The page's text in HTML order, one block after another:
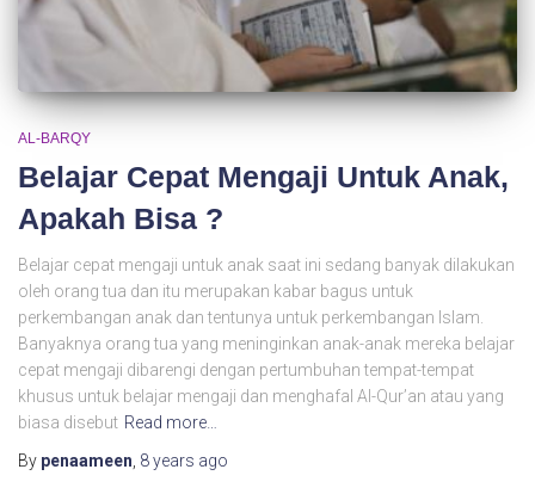
AL-BARQY
Belajar Cepat Mengaji Untuk Anak,
Apakah Bisa ?
Belajar cepat mengaji untuk anak saat ini sedang banyak dilakukan
oleh orang tua dan itu merupakan kabar bagus untuk
perkembangan anak dan tentunya untuk perkembangan Islam.
Banyaknya orang tua yang meninginkan anak-anak mereka belajar
cepat mengaji dibarengi dengan pertumbuhan tempat-tempat
khusus untuk belajar mengaji dan menghafal Al-Qur’an atau yang
biasa disebut Read more…
By penaameen 8 years ago